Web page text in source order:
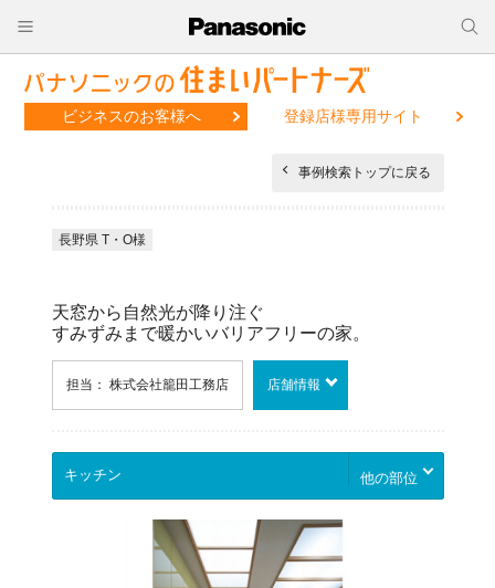
ビジネスのお客様へ 登録店様専用サイト
事例検索トップに戻る
長野県 T・O様
天窓から自然光が降り注ぐ
すみずみまで暖かいバリアフリーの家。
担当： 株式会社籠田工務店 店舗情報
他の部位